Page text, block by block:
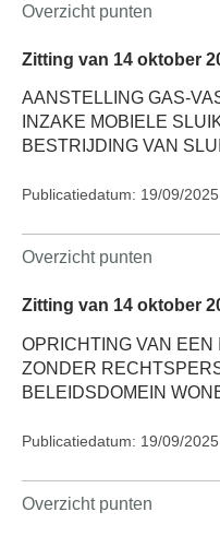
Overzicht punten
Zitting van 14 oktober
AANSTELLING GAS-
INZAKE MOBIELE
BESTRIJDING VAN
Publicatiedatum: 19/09/2025
Overzicht punten
Zitting van 14 oktober
OPRICHTING VAN
ZONDER
BELEIDSDOMEIN
Publicatiedatum: 19/09/2025
Overzicht punten